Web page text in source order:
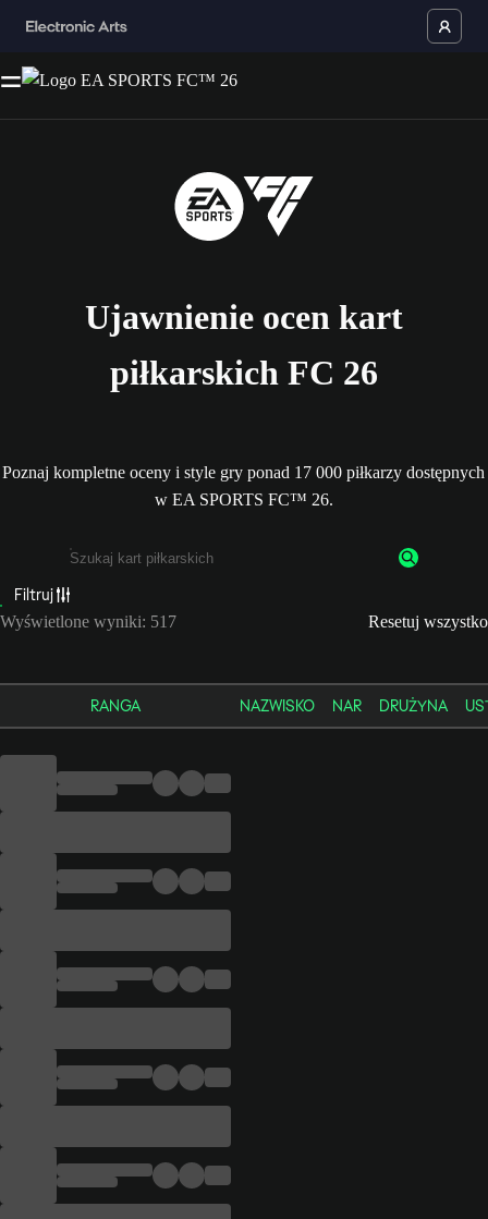
Ujawnienie ocen kart
piłkarskich FC 26
Poznaj kompletne oceny i style gry ponad 17 000 piłkarzy dostępnych
w EA SPORTS FC™ 26.
Wpisz co najmniej 3 znaki lub cyfry.
Filtruj
Wyświetlone wyniki: 517 Resetuj wszystko
RANGA NAZWISKO NAR DRUŻYNA